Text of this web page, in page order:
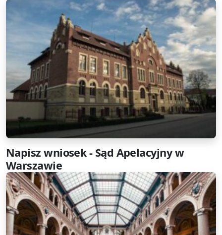
Napisz wniosek - Sąd Apelacyjny w
Warszawie